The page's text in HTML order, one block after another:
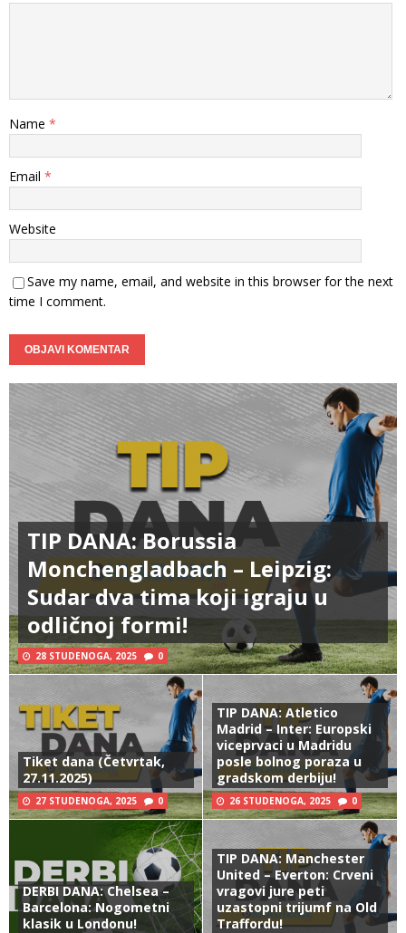
Name *
Email *
Website
Save my name, email, and website in this browser for the next
time I comment.
TIP DANA: Borussia
Monchengladbach – Leipzig:
Sudar dva tima koji igraju u
odličnoj formi!
28 STUDENOGA, 2025 0
Tiket dana (Četvrtak,
27.11.2025)
27 STUDENOGA, 2025 0
TIP DANA: Atletico
Madrid – Inter: Europski
viceprvaci u Madridu
posle bolnog poraza u
gradskom derbiju!
26 STUDENOGA, 2025 0
DERBI DANA: Chelsea –
Barcelona: Nogometni
klasik u Londonu!
TIP DANA: Manchester
United – Everton: Crveni
vragovi jure peti
uzastopni trijumf na Old
Traffordu!